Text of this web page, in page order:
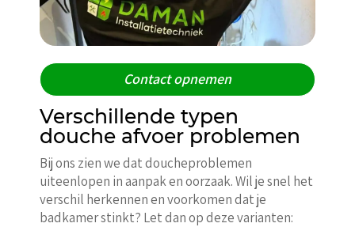
Contact opnemen
Verschillende typen
douche afvoer problemen
Bij ons zien we dat doucheproblemen
uiteenlopen in aanpak en oorzaak. Wil je snel het
verschil herkennen en voorkomen dat je
badkamer stinkt? Let dan op deze varianten: